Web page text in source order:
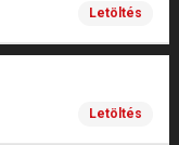
Letöltés
Letöltés